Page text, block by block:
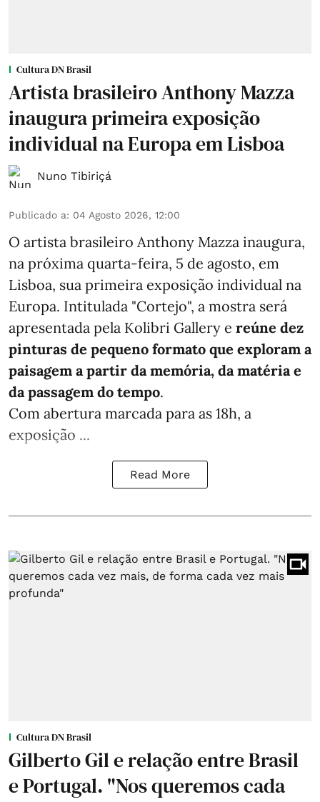
Cultura DN Brasil
Artista brasileiro Anthony Mazza
inaugura primeira exposição
individual na Europa em Lisboa
Nuno Tibiriçá
Publicado a: 04 Agosto 2026, 12:00
O artista brasileiro Anthony Mazza inaugura,
na próxima quarta-feira, 5 de agosto, em
Lisboa, sua primeira exposição individual na
Europa. Intitulada "Cortejo", a mostra será
apresentada pela Kolibri Gallery e reúne dez
pinturas de pequeno formato que exploram a
paisagem a partir da memória, da matéria e
da passagem do tempo.
Com abertura marcada para as 18h, a
exposição ...
Read More
Cultura DN Brasil
Gilberto Gil e relação entre Brasil
e Portugal. "Nos queremos cada